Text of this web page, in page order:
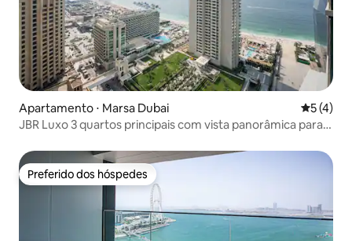
Apartamento ⋅ Marsa Dubai 5 de
5 (4)
JBR Luxo 3 quartos principais com vista panorâmica para o
Preferido dos hóspedes
Preferido dos hóspedes